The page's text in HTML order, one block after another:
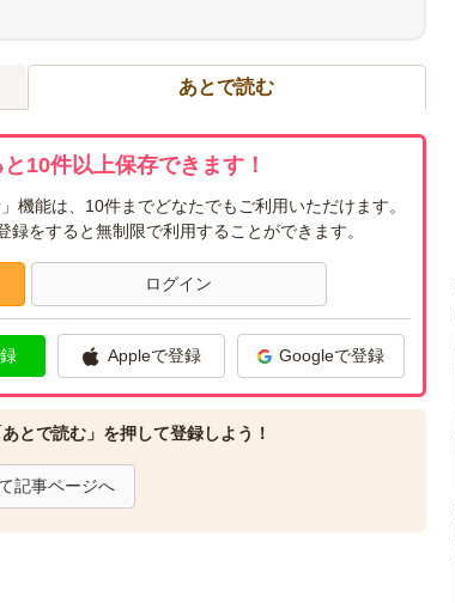
あとで読む
10件以上保存できます！
機能は、10件までどなたでもご利用いただけます。
をすると無制限で利用することができます。
ログイン
Appleで登録 Googleで登録
とで読む」を押して登録しよう！
記事ページへ